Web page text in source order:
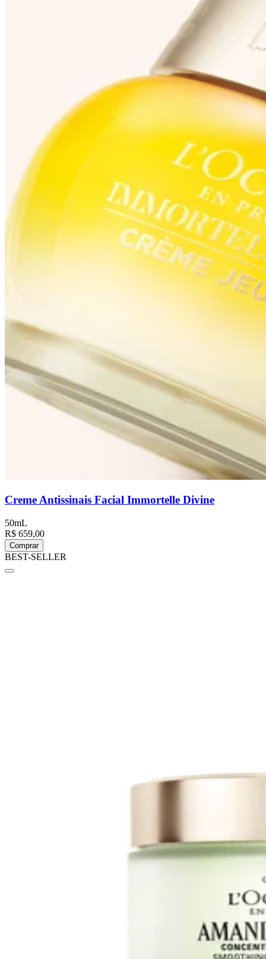
Creme Antissinais Facial Immortelle Divine
50mL
R$ 659,00
Comprar
BEST-SELLER